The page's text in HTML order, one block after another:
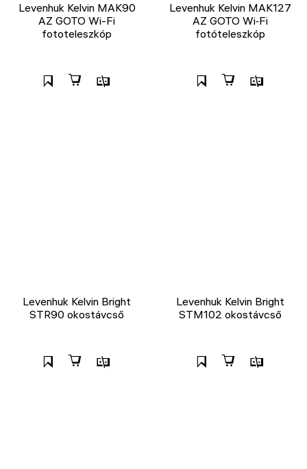
Levenhuk Kelvin MAK90
AZ GOTO Wi-Fi
fototeleszkóp
Levenhuk Kelvin MAK127
AZ GOTO Wi‑Fi
fotóteleszkóp
Levenhuk Kelvin Bright
STR90 okostávcső
Levenhuk Kelvin Bright
STM102 okostávcső